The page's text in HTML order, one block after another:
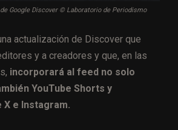
Google Discover © Laboratorio de Periodismo
actualización de Discover que
y a creadores y que, en las
incorporará al feed no solo
YouTube Shorts y
X e Instagram.